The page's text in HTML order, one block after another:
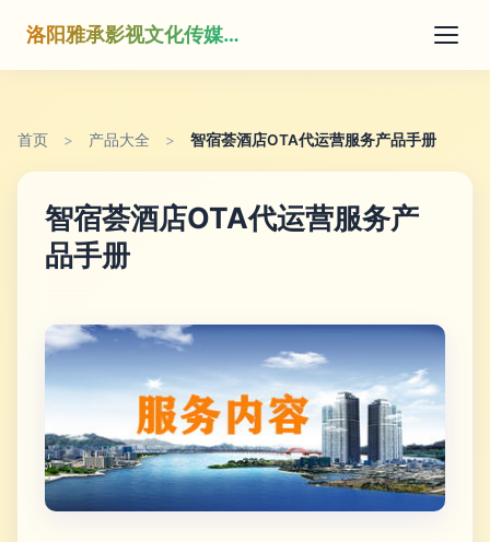
洛阳雅承影视文化传媒有限公司
首页 > 产品大全 > 智宿荟酒店OTA代运营服务产品手册
智宿荟酒店OTA代运营服务产
品手册